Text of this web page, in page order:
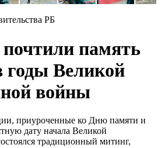
РБ
память
годы Великой
войны
приуроченные ко Дню памяти и
дату начала Великой
традиционный митинг,